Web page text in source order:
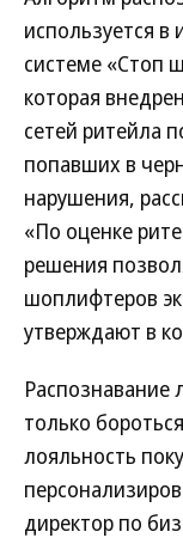
используется
системе «Стоп
которая
сетей ритейла
попавших в
нарушения,
«По оценке
решения
шоплифтеров
утверждают в
Распознавание
только
лояльность
директор по